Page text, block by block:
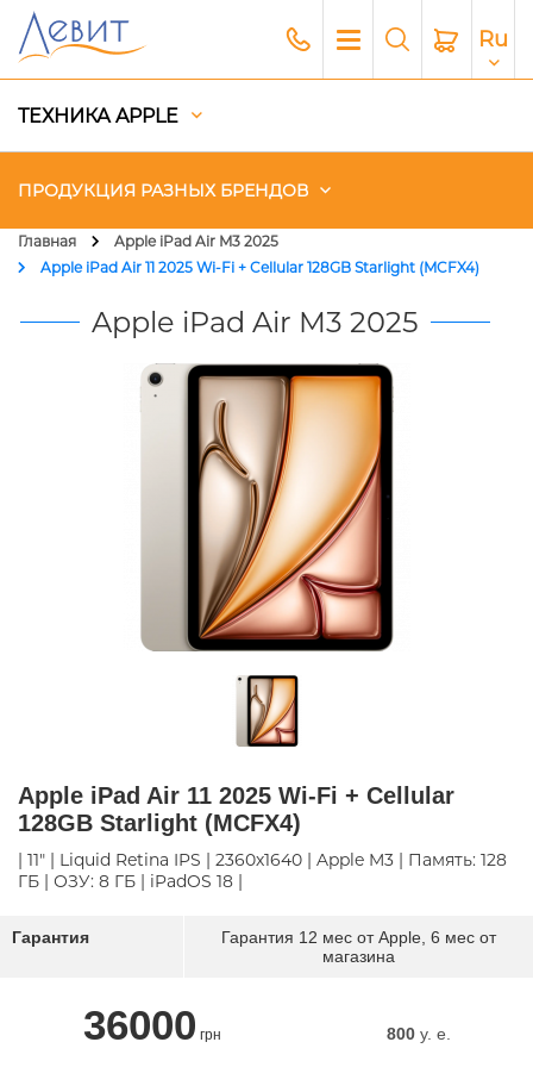
Ru
ТЕХНИКА APPLE
ПРОДУКЦИЯ РАЗНЫХ БРЕНДОВ
Чехлы
Акустика
Генераторы и Зарядные
Главная
Apple iPad Air M3 2025
Apple iPad Air 11 2025 Wi-Fi + Cellular 128GB Starlight (MCFX4)
Apple iPad Air M3 2025
Apple iPad Air 11 2025 Wi-Fi + Cellular
128GB Starlight (MCFX4)
| 11" | Liquid Retina IPS | 2360х1640 | Apple M3 | Память: 128
ГБ | ОЗУ: 8 ГБ | iPadOS 18 |
Гарантия
Гарантия 12 мес от Apple, 6 мес от
магазина
36000 грн 800y. e.